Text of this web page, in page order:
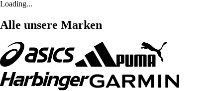
Loading...
Alle unsere Marken